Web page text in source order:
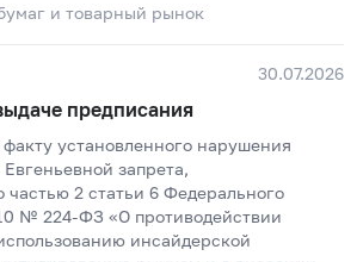
и товарный рынок
30.07.2026
предписания
установленного нарушения
запрета,
частью 2 статьи 6 Федерального
№ 224-ФЗ «О противодействии
инсайдерской